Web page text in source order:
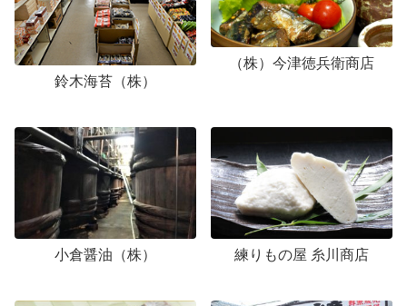
鈴木海苔（株）
（株）今津徳兵衛商店
小倉醤油（株） 練りもの屋 糸川商店